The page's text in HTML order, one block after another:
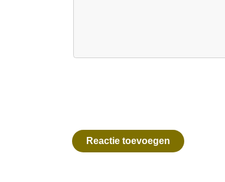
Reactie toevoegen